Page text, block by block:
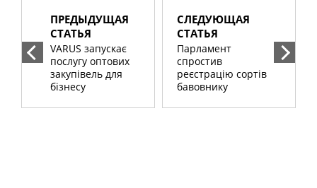
ПРЕДЫДУЩАЯ
СТАТЬЯ
VARUS запускає
послугу оптових
закупівель для
бізнесу
СЛЕДУЮЩАЯ
СТАТЬЯ
Парламент
спростив
реєстрацію сортів
бавовнику